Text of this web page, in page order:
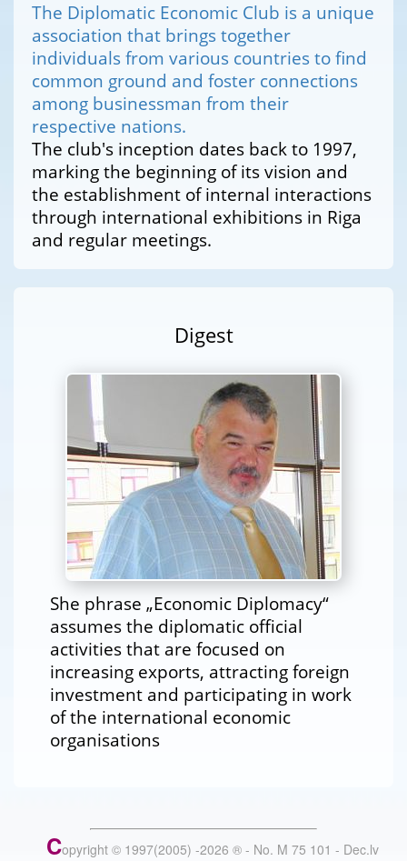
The Diplomatic Economic Club is a unique
association that brings together
individuals from various countries to find
common ground and foster connections
among businessman from their
respective nations.
The club's inception dates back to 1997,
marking the beginning of its vision and
the establishment of internal interactions
through international exhibitions in Riga
and regular meetings.
Digest
She phrase „Economic Diplomacy“
assumes the diplomatic official
activities that are focused on
increasing exports, attracting foreign
investment and participating in work
of the international economic
organisations
Copyright © 1997(2005) -2026 ® - No. M 75 101 - Dec.lv